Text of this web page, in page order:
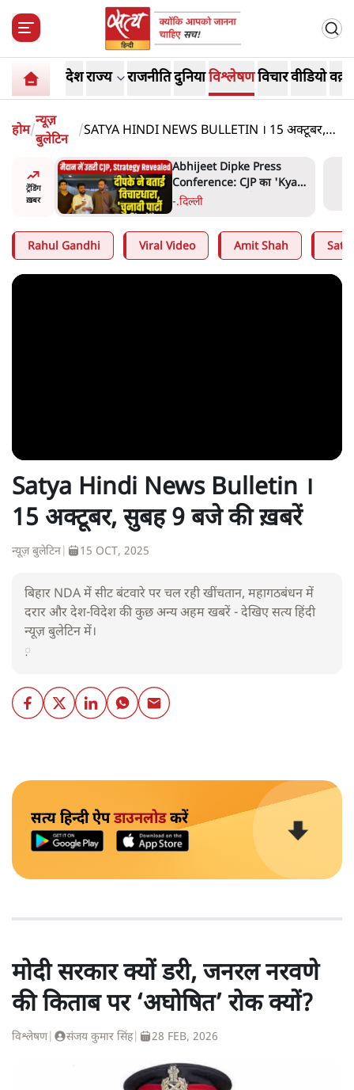
देशराज्य राजनीतिदुनियाविश्लेषणविचारवीडियो
होम/
न्यूज़
बुलेटिन
/SATYA HINDI NEWS BULLETIN । 15 अक्टूबर,
ट्रेंडिंग
ख़बर
' अंडों
सेनानी
Abhijeet Dipke Press
Conference: CJP का 'Kya
Bolti Public' अभियान, चुनाव
-.दिल्ली
Rahul Gandhi Viral Video Amit Shah
Satya Hindi News Bulletin ।
15 अक्टूबर, सुबह 9 बजे की ख़बरें
न्यूज़ बुलेटिन 15 OCT, 2025
बिहार NDA में सीट बंटवारे पर चल रही खींचतान, महागठबंधन में
दरार और देश-विदेश की कुछ अन्य अहम खबरें - देखिए सत्य हिंदी
न्यूज़ बुलेटिन में।
़
सत्य हिन्दी ऐपडाउनलोडकरें
मोदी सरकार क्यों डरी, जनरल नरवणे
की किताब पर ‘अघोषित’ रोक क्यों?
विश्लेषण| संजय कुमार सिंह| 28 FEB, 2026